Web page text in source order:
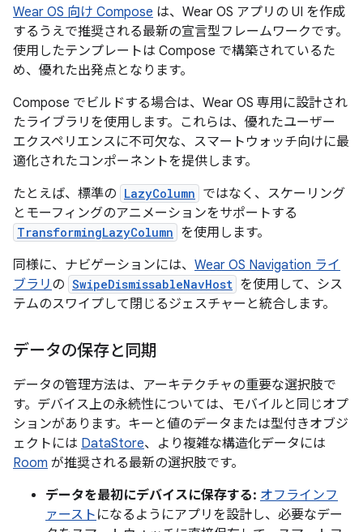
Wear OS 向け Compose は、Wear OS アプリの UI を作成
するうえで推奨される最新の宣言型フレームワークです。
使用したテンプレートは Compose で構築されているた
め、優れた出発点となります。
Compose でビルドする場合は、Wear OS 専用に設計され
たライブラリを使用します。これらは、優れたユーザー
エクスペリエンスに不可欠な、スマートウォッチ向けに最
適化されたコンポーネントを提供します。
たとえば、標準の LazyColumn ではなく、スケーリング
とモーフィングのアニメーションをサポートする
TransformingLazyColumn を使用します。
同様に、ナビゲーションには、 Wear OS Navigation ライ
ブラリ の SwipeDismissableNavHost を使用して、シス
テムのスワイプして閉じるジェスチャーと統合します。
データの保存と同期
データの管理方法は、アーキテクチャの重要な選択肢で
す。デバイス上の永続性については、モバイルと同じオプ
ションがあります。キーと値のデータまたは型付きオブジ
ェクトには DataStore、より複雑な構造化データには
Room が推奨される最新の選択肢です。
データを最初にデバイスに保存する: オフラインフ
ァースト になるようにアプリを設計し、必要なデー